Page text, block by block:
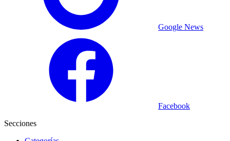
Google News
Facebook
Secciones